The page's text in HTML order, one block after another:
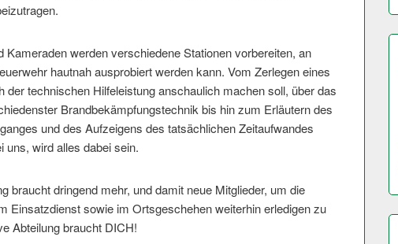
Kameraden werden verschiedene Stationen vorbereiten, an
hautnah ausprobiert werden kann. Vom Zerlegen eines
der technischen Hilfeleistung anschaulich machen soll, über das
Brandbekämpfun­gstechnik bis hin zum Erläutern des
und des Aufzeigens des tatsächlichen Zeitaufwandes
uns, wird alles dabei sein.
braucht dringend mehr, und damit neue Mitglieder, um die
Einsatzdienst sowie im Ortsgeschehen weiterhin erledigen zu
Abteilung braucht DICH!